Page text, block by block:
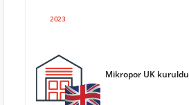
2023
Mikropor UK kuruldu